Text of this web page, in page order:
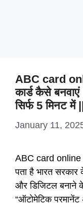
ABC card
कार्ड कैसे
सिर्फ 5 मिनट में
January 11,
ABC card
पता है भारत सरकार
और डिजिटल बनाने
“ऑटोमेटिक